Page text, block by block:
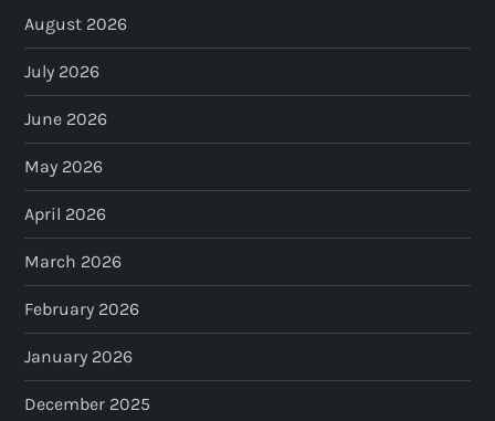
August 2026
July 2026
June 2026
May 2026
April 2026
March 2026
February 2026
January 2026
December 2025